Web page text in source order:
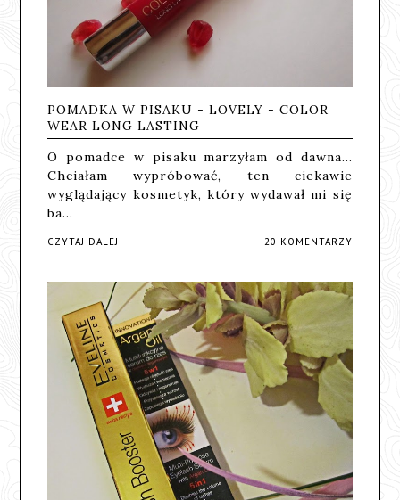
POMADKA W PISAKU - LOVELY - COLOR
WEAR LONG LASTING
O pomadce w pisaku marzyłam od dawna...
Chciałam wypróbować, ten ciekawie
wyglądający kosmetyk, który wydawał mi się
ba…
CZYTAJ DALEJ 20 KOMENTARZY